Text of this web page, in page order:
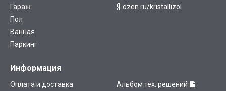
Гараж
Пол
Ванная
Паркинг
dzen.ru/kristallizol
Информация
Оплата и доставка
Альбом тех. решений